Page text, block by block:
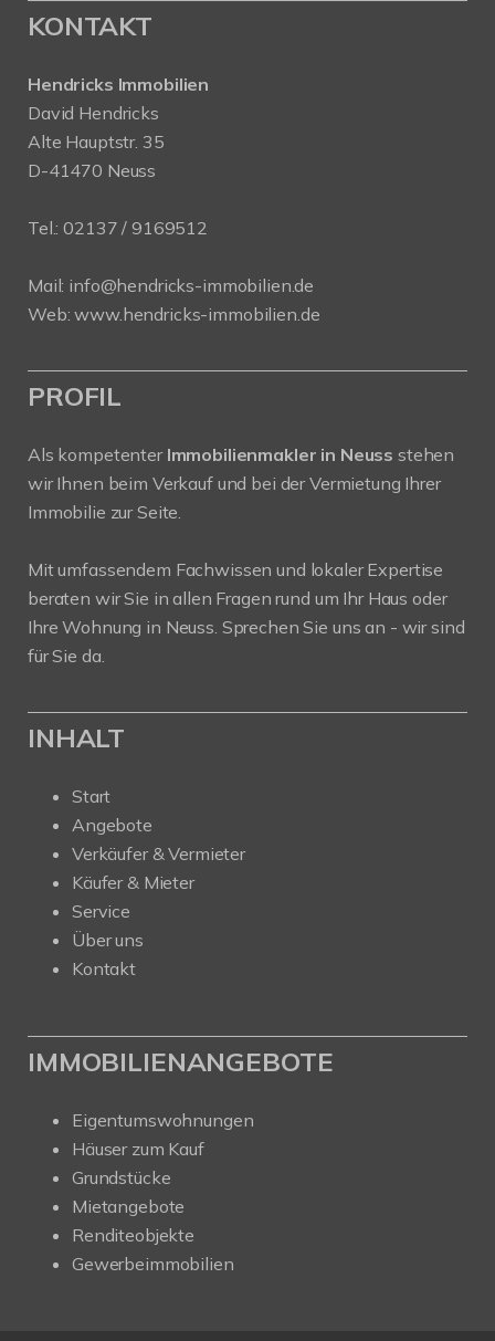
KONTAKT
Hendricks Immobilien
David Hendricks
Alte Hauptstr. 35
D-41470 Neuss
Tel.: 02137 / 9169512
Mail: info@hendricks-immobilien.de
Web:www.hendricks-immobilien.de
PROFIL
Als kompetenter Immobilienmakler in Neuss stehen
wir Ihnen beim Verkauf und bei der Vermietung Ihrer
Immobilie zur Seite.
Mit umfassendem Fachwissen und lokaler Expertise
beraten wir Sie in allen Fragen rund um Ihr Haus oder
Ihre Wohnung in Neuss. Sprechen Sie uns an - wir sind
für Sie da.
INHALT
Start
Angebote
Verkäufer & Vermieter
Käufer & Mieter
Service
Über uns
Kontakt
IMMOBILIENANGEBOTE
Eigentumswohnungen
Häuser zum Kauf
Grundstücke
Mietangebote
Renditeobjekte
Gewerbeimmobilien